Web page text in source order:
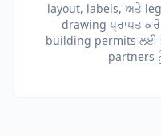
layout, labels, ਅਤੇ
drawing ਪ੍ਰਾਪਤ
building permits ਲਈ
partners